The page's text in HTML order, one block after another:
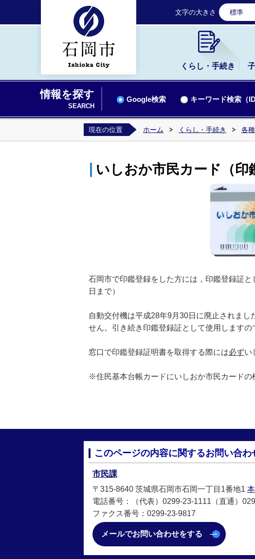
石岡
文字の大きさ 標準
くらし・手続き
情報を探す
SEARCH
Google検索 キーワード検索（ID
現在の位置 ホーム くらし・手続き 各
いしおか市民カード（印
石岡市で印鑑登録をした方には，印鑑
日まで）
自動交付機は平成28年9月30日に廃止されま
せん。引き続き印鑑登録証として使用しますの
窓口で印鑑登録証明書を取得する際には必ずい
※住民基本台帳カードにいしおか市民カードの
このページの内容に関するお問い合わ
市民課
〒315-8640 茨城県石岡市石岡一丁目1番地1
電話番号：（代表）0299-23-1111（直通）
ファクス番号：0299-23-9817
メールでお問い合わせをする